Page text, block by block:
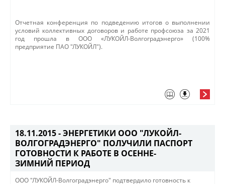
​Отчетная конференция по подведению итогов о выполнении
условий коллективных договоров и работе профсоюза за 2021
год прошла в ООО «ЛУКОЙЛ-Волгоградэнерго» (100%
предприятие ПАО "ЛУКОЙЛ").
18.11.2015 -ЭНЕРГЕТИКИ ООО "ЛУКОЙЛ-
ВОЛГОГРАДЭНЕРГО" ПОЛУЧИЛИ ПАСПОРТ
ГОТОВНОСТИ К РАБОТЕ В ОСЕННЕ-
ЗИМНИЙ ПЕРИОД
ООО "ЛУКОЙЛ-Волгоградэнерго" подтвердило готовность к